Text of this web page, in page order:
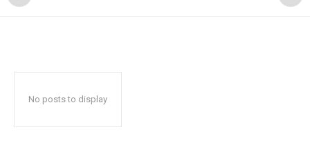
No posts to display